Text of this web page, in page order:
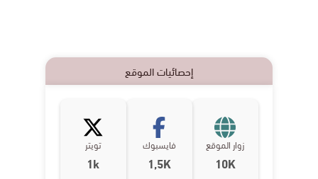
إحصائيات الموقع
زوار الموقع
10K
فايسبوك
1,5K
تويتر
1k